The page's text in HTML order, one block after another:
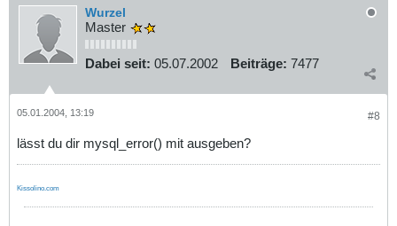
Wurzel
Master
Dabei seit: 05.07.2002 Beiträge: 7477
#8
05.01.2004, 13:19
lässt du dir mysql_error() mit ausgeben?
Kissolino.com